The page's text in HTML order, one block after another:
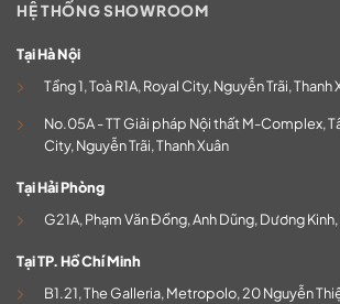
HỆ THỐNG SHOWROOM
Tại Hà Nội
Tầng 1, Toà R1A, Royal City, Nguyễn Trãi, Thanh
No.05A - TT Giải pháp Nội thất M-Complex,
City, Nguyễn Trãi, Thanh Xuân
Tại Hải Phòng
G21A, Phạm Văn Đồng, Anh Dũng, Dương Kinh,
Tại TP. Hồ Chí Minh
B1.21, The Galleria, Metropolo, 20 Nguyễn